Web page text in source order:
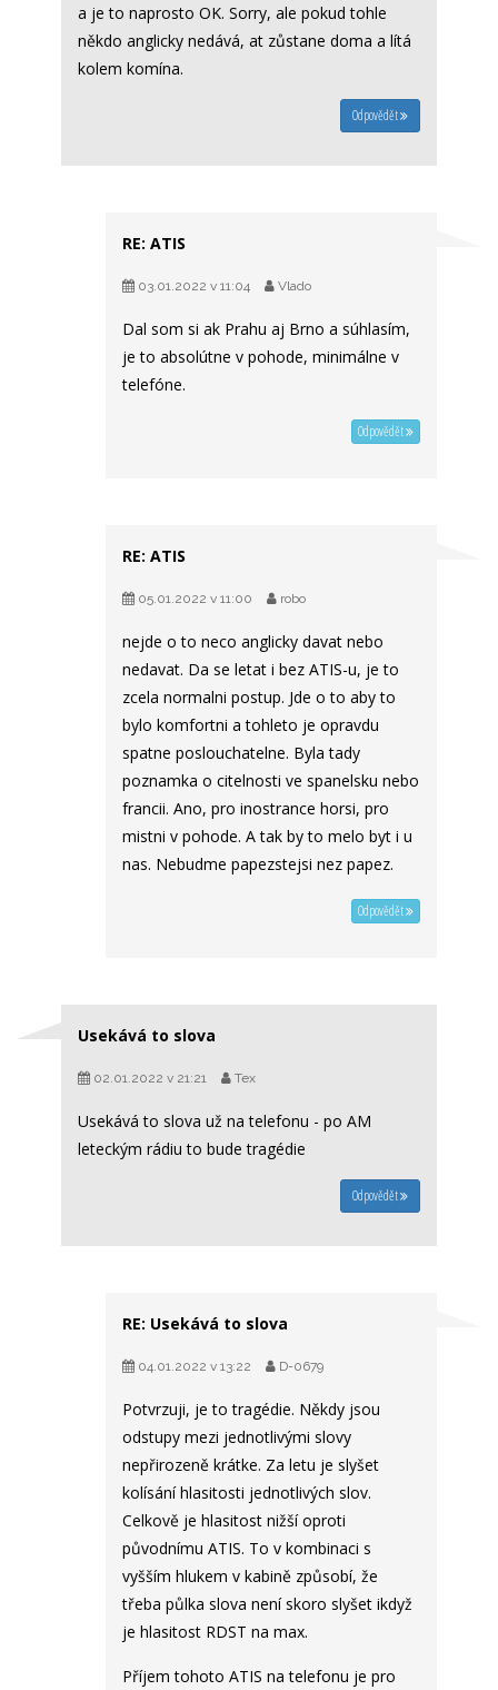
a je to naprosto OK. Sorry, ale pokud tohle
někdo anglicky nedává, at zůstane doma a lítá
kolem komína.
Odpovědět
RE: ATIS
03.01.2022 v 11:04 Vlado
Dal som si ak Prahu aj Brno a súhlasím,
je to absolútne v pohode, minimálne v
telefóne.
Odpovědět
RE: ATIS
05.01.2022 v 11:00 robo
nejde o to neco anglicky davat nebo
nedavat. Da se letat i bez ATIS-u, je to
zcela normalni postup. Jde o to aby to
bylo komfortni a tohleto je opravdu
spatne poslouchatelne. Byla tady
poznamka o citelnosti ve spanelsku nebo
francii. Ano, pro inostrance horsi, pro
mistni v pohode. A tak by to melo byt i u
nas. Nebudme papezstejsi nez papez.
Odpovědět
Usekává to slova
02.01.2022 v 21:21 Tex
Usekává to slova už na telefonu - po AM
leteckým rádiu to bude tragédie
Odpovědět
RE: Usekává to slova
04.01.2022 v 13:22 D-0679
Potvrzuji, je to tragédie. Někdy jsou
odstupy mezi jednotlivými slovy
nepřirozeně krátke. Za letu je slyšet
kolísání hlasitosti jednotlivých slov.
Celkově je hlasitost nižší oproti
původnímu ATIS. To v kombinaci s
vyšším hlukem v kabině způsobí, že
třeba půlka slova není skoro slyšet ikdyž
je hlasitost RDST na max.
Příjem tohoto ATIS na telefonu je pro